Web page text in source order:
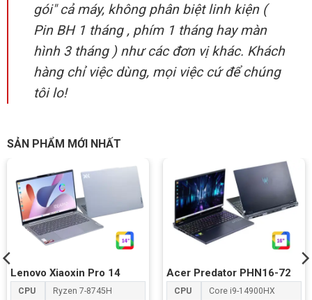
gói" cả máy, không phân biệt linh kiện (
Pin BH 1 tháng , phím 1 tháng hay màn
hình 3 tháng ) như các đơn vị khác. Khách
hàng chỉ việc dùng, mọi việc cứ để chúng
tôi lo!
SẢN PHẨM MỚI NHẤT
Lenovo Xiaoxin Pro 14
CPU Ryzen 7-8745H
Acer Predator PHN16-72
CPU Core i9-14900HX